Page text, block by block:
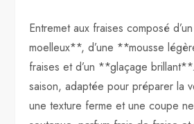
Entremet aux fraises composé
moelleux**, d’une **mousse
fraises et d’un **glaçage
saison, adaptée pour préparer la
une texture ferme et une coupe